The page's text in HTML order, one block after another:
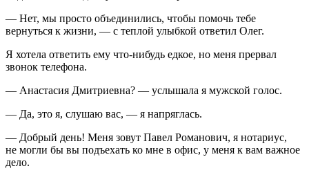
— Нет, мы просто объединились, чтобы помочь тебе
вернуться к жизни, — с теплой улыбкой ответил Олег.
Я хотела ответить ему что-нибудь едкое, но меня прервал
звонок телефона.
— Анастасия Дмитриевна? — услышала я мужской голос.
— Да, это я, слушаю вас, — я напряглась.
— Добрый день! Меня зовут Павел Романович, я нотариус,
не могли бы вы подъехать ко мне в офис, у меня к вам важное
дело.